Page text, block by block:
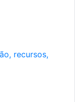
recursos,